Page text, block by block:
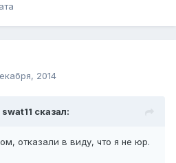
2014
сказал:
отказали в виду, что я не юр.